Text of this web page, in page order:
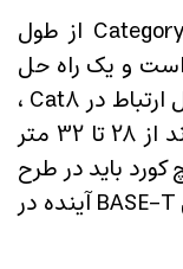
طول استاندارد مورد استفاده در Category8 از طول
است و یک راه حل
بسیار محافظه کارانه است. هم طول ارتباط در Cat8 ،
سی متری (بسته به سیم ها می تواند از 28 تا 32 متر
باید در طرح
هایی که برای پشتیبانی از برنامه های BASE-T آینده در